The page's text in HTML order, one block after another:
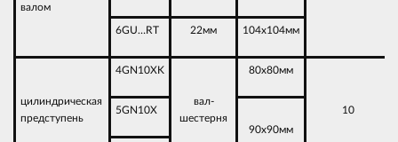
валом
6GU…RT 22мм 104х104мм
цилиндрическая
предступень
4GN10XK
вал-
шестерня
80х80мм
10
5GN10X
90х90мм